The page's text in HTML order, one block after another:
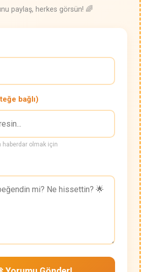
paylaş, herkes görsün! 🌈
bağlı)
haberdar olmak için